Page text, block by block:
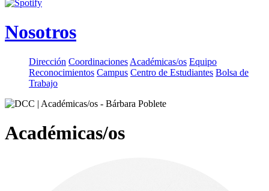
Nosotros
Dirección Coordinaciones Académicas/os Equipo
Reconocimientos Campus Centro de Estudiantes Bolsa de
Trabajo
Académicas/os